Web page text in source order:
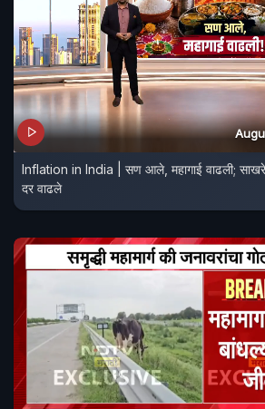
Inflation in India | सण आले, महागाई वाढली;
दर वाढले